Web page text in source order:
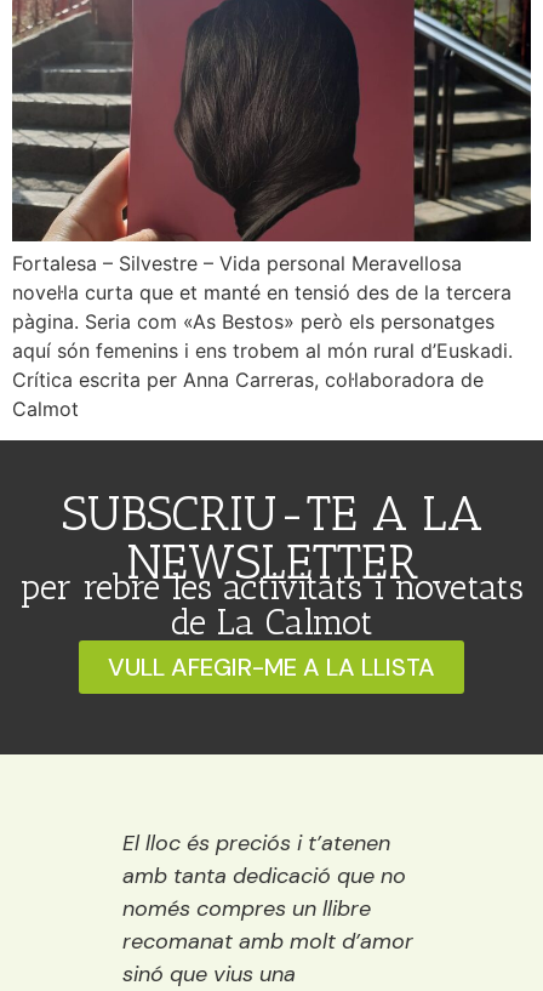
Fortalesa – Silvestre – Vida personal Meravellosa
novel·la curta que et manté en tensió des de la tercera
pàgina. Seria com «As Bestos» però els personatges
aquí són femenins i ens trobem al món rural d’Euskadi.
Crítica escrita per Anna Carreras, col·laboradora de
Calmot
SUBSCRIU-TE A LA
NEWSLETTER
per rebre les activitats i novetats
de La Calmot
VULL AFEGIR-ME A LA LLISTA
El lloc és preciós i t’atenen
amb tanta dedicació que no
només compres un llibre
recomanat amb molt d’amor
sinó que vius una